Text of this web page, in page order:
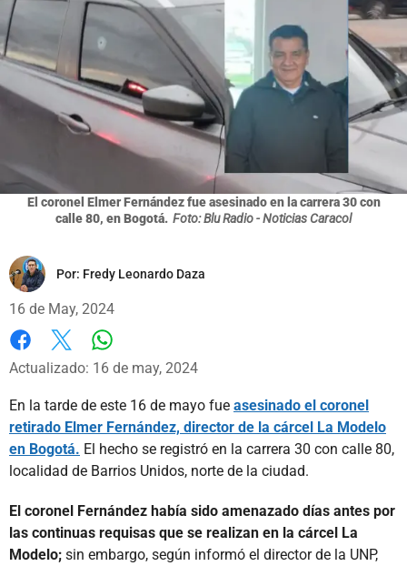
El coronel Elmer Fernández fue asesinado en la carrera 30 con
calle 80, en Bogotá. Foto: Blu Radio - Noticias Caracol
Por: Fredy Leonardo Daza
16 de May, 2024
Facebook
X
Actualizado: 16 de may, 2024
En la tarde de este 16 de mayo fue asesinado el coronel
retirado Elmer Fernández, director de la cárcel La Modelo
en Bogotá. El hecho se registró en la carrera 30 con calle 80,
localidad de Barrios Unidos, norte de la ciudad.
El coronel Fernández había sido amenazado días antes por
las continuas requisas que se realizan en la cárcel La
Modelo; sin embargo, según informó el director de la UNP,